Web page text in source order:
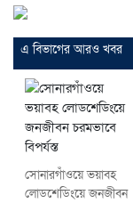
এ বিভাগের আরও খবর
সোনারগাঁওয়ে ভয়াবহ
লোডশেডিংয়ে জনজীবন